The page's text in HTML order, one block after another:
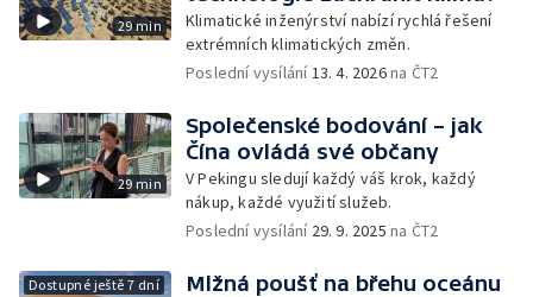
29 min
Klimatické inženýrství nabízí rychlá řešení
extrémních klimatických změn.
Poslední vysílání13. 4. 2026na ČT2
29 min
Společenské bodování – jak
Čína ovládá své občany
V Pekingu sledují každý váš krok, každý
nákup, každé využití služeb.
Poslední vysílání 29. 9. 2025 na ČT2
Dostupné ještě 7 dní Mlžná poušť na břehu oceánu